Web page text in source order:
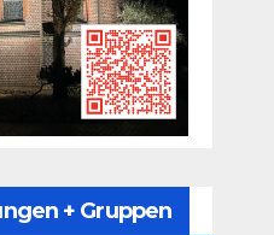
+ Gruppen